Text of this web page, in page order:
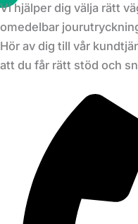
Vi hjälper dig välja rätt
omedelbar
Hör av dig till vår
att du får rätt stöd och